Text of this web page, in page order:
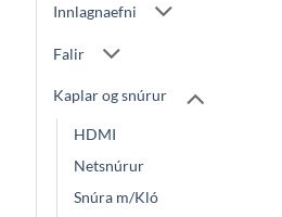
Innlagnaefni
Falir
Kaplar og snúrur
HDMI
Netsnúrur
Snúra m/Kló
Bæta
óskalista